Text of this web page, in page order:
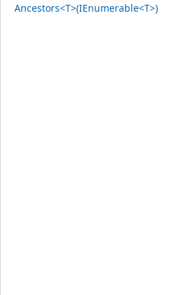
Ancestors<T>(IEnumerable<T>)